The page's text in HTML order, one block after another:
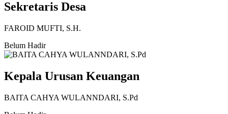
Sekretaris Desa
FAROID MUFTI, S.H.
Belum Hadir
Kepala Urusan Keuangan
BAITA CAHYA WULANNDARI, S.Pd